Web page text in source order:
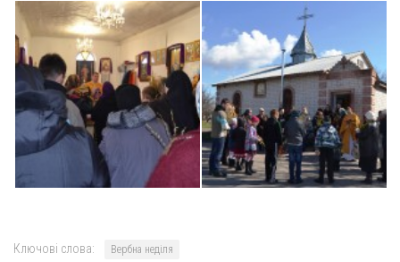
Вознесіння ГНІХ (с. Витівка)
Вознесіння Господнього (м. Кобеляки)
Пророка Іллі (смт. Білики)
Різдва Пресвятої Богородиці (с. Вільховатка)
Св. Апостола Андрія Первозванного (с. Засулля)
Св. Миколая (с. Деменки)
Успіння Пресвятої Богородиці (м. Кременчук)
Парохії Сумської області
Ключові слова:
Вербна неділя